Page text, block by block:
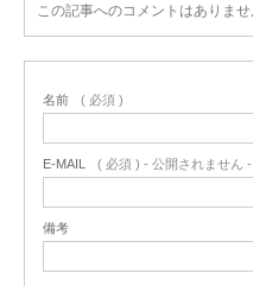
この記事へのコメントはありませ
名前 ( 必須 )
E-MAIL ( 必須 ) - 公開されません -
備考